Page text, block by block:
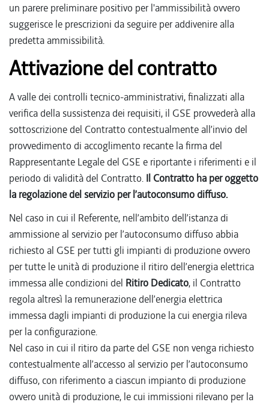
un parere preliminare positivo per l'ammissibilità ovvero
suggerisce le prescrizioni da seguire per addivenire alla
predetta ammissibilità.
Attivazione del contratto
A valle dei controlli tecnico-amministrativi, finalizzati alla
verifica della sussistenza dei requisiti, il GSE provvederà alla
sottoscrizione del Contratto contestualmente all’invio del
provvedimento di accoglimento recante la firma del
Rappresentante Legale del GSE e riportante i riferimenti e il
periodo di validità del Contratto. Il Contratto ha per oggetto
la regolazione del servizio per l’autoconsumo diffuso.
Nel caso in cui il Referente, nell’ambito dell’istanza di
ammissione al servizio per l’autoconsumo diffuso abbia
richiesto al GSE per tutti gli impianti di produzione ovvero
per tutte le unità di produzione il ritiro dell’energia elettrica
immessa alle condizioni del Ritiro Dedicato, il Contratto
regola altresì la remunerazione dell’energia elettrica
immessa dagli impianti di produzione la cui energia rileva
per la configurazione.
Nel caso in cui il ritiro da parte del GSE non venga richiesto
contestualmente all’accesso al servizio per l’autoconsumo
diffuso, con riferimento a ciascun impianto di produzione
ovvero unità di produzione, le cui immissioni rilevano per la